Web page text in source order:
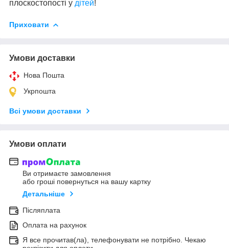
плоскостопості у дітей!
Приховати
Умови доставки
Нова Пошта
Укрпошта
Всі умови доставки
Умови оплати
Ви отримаєте замовлення
або гроші повернуться на вашу картку
Детальніше
Післяплата
Оплата на рахунок
Я все прочитав(ла), телефонувати не потрібно. Чекаю